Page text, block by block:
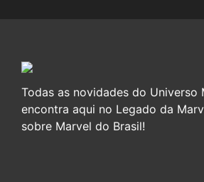
Todas as novidades do Universo
encontra aqui no Legado da
sobre Marvel do Brasil!